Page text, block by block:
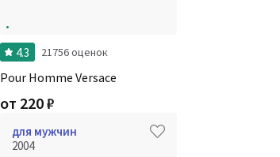
4.3 21756 оценок
Pour Homme Versace
от 220₽
для мужчин
2004